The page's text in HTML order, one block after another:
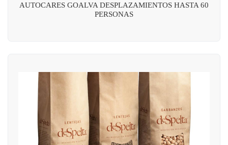
AUTOCARES GOALVA DESPLAZAMIENTOS HASTA 60
PERSONAS